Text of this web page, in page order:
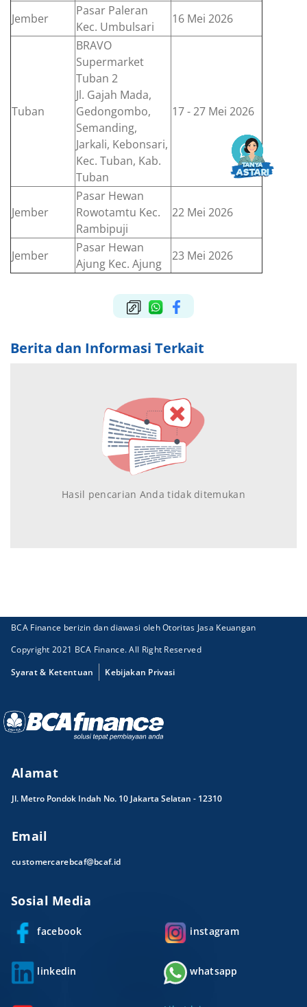
Jember
Pasar Paleran
Kec. Umbulsari
16 Mei 2026
Tuban
BRAVO
Supermarket
Tuban 2
Jl. Gajah Mada,
Gedongombo,
Semanding,
Jarkali, Kebonsari,
Kec. Tuban, Kab.
Tuban
17 - 27 Mei 2026
Jember
Pasar Hewan
Rowotamtu Kec.
Rambipuji
22 Mei 2026
Jember
Pasar Hewan
Ajung Kec. Ajung
23 Mei 2026
Berita dan Informasi Terkait
Hasil pencarian Anda tidak ditemukan
BCA Finance berizin dan diawasi oleh Otoritas Jasa Keuangan
Copyright 2021 BCA Finance. All Right Reserved
Syarat & Ketentuan
Kebijakan Privasi
Alamat
Jl. Metro Pondok Indah No. 10 Jakarta Selatan - 12310
Email
customercarebcaf@bcaf.id
Sosial Media
facebook instagram
linkedin whatsapp